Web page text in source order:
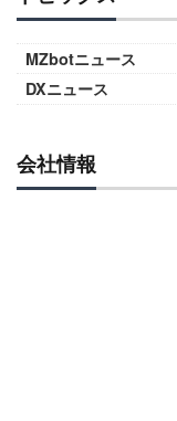
MZbotニュース
DXニュース
会社情報